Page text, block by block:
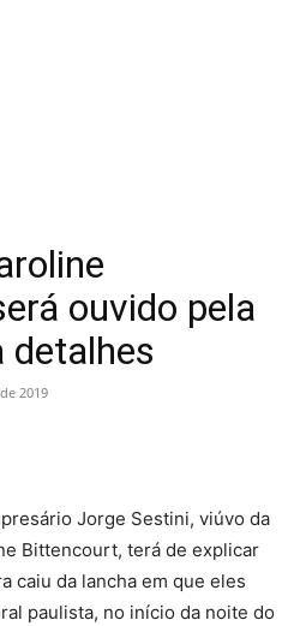
ouvido pela
detalhes
2019
Jorge Sestini, viúvo da
Bittencourt, terá de explicar
caiu da lancha em que eles
paulista, no início da noite do